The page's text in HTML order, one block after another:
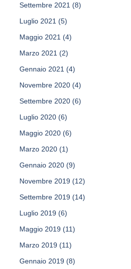
Settembre 2021 (8)
Luglio 2021 (5)
Maggio 2021 (4)
Marzo 2021 (2)
Gennaio 2021 (4)
Novembre 2020 (4)
Settembre 2020 (6)
Luglio 2020 (6)
Maggio 2020 (6)
Marzo 2020 (1)
Gennaio 2020 (9)
Novembre 2019 (12)
Settembre 2019 (14)
Luglio 2019 (6)
Maggio 2019 (11)
Marzo 2019 (11)
Gennaio 2019 (8)